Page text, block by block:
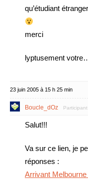
qu’étudiant
merci
lyptusement
23 juin 2005 à 15 h 25 min
Boucle_dOz Participant
Salut!!!
Va sur ce lien, je
réponses :
Arrivant